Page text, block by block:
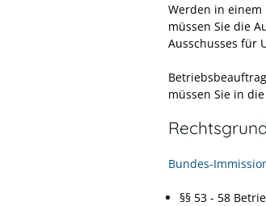
Werden in
müssen Sie die
Ausschusses für
müssen Sie in
Bundes-
§§ 53 - 58